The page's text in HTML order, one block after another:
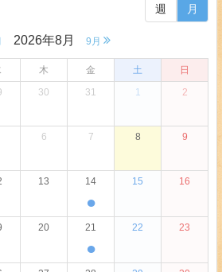
2026年8月 9月
週 月
木 金 土
日
30 31 1 2
6 7 8 9
13 14
●
15 16
20 21
●
22 23